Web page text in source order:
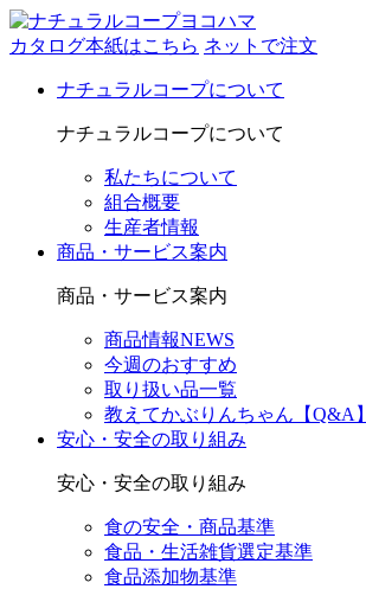
カタログ本紙はこちら ネットで注文
ナチュラルコープについて
ナチュラルコープについて
私たちについて
組合概要
生産者情報
商品・サービス案内
商品・サービス案内
商品情報NEWS
今週のおすすめ
取り扱い品一覧
教えてかぶりんちゃん【Q&A】
安心・安全の取り組み
安心・安全の取り組み
食の安全・商品基準
食品・生活雑貨選定基準
食品添加物基準